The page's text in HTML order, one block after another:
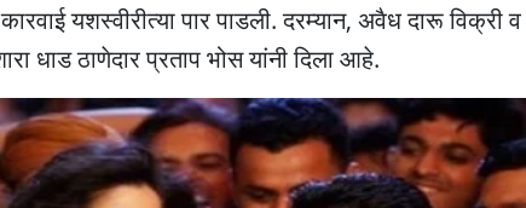
यशस्वीरीत्या पार पाडली. दरम्यान, अवैध दारू विक्री
धाड ठाणेदार प्रताप भोस यांनी दिला आहे.